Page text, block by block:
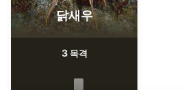
닭새우
3목격